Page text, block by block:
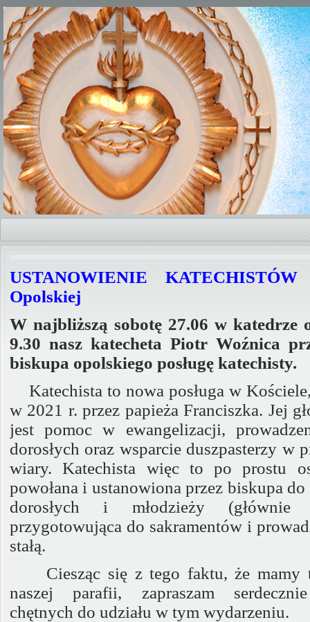
USTANOWIENIE KATECHISTÓW
Opolskiej
W najbliższą sobotę 27.06 w katedrze
9.30 nasz katecheta Piotr Woźnica
biskupa opolskiego posługę katechisty.
Katechista to nowa posługa w
w 2021 r. przez papieża Franciszka. Jej
jest pomoc w ewangelizacji,
dorosłych oraz wsparcie duszpasterzy w
wiary. Katechista więc to po prostu
powołana i ustanowiona przez biskupa
dorosłych i młodzieży
przygotowująca do sakramentów i
stałą.
Ciesząc się z tego faktu, że mamy
naszej parafii, zapraszam
chętnych do udziału w tym wydarzeniu.